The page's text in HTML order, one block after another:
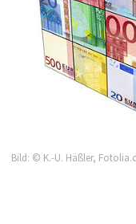
Bild: © K.-U. Häßler,